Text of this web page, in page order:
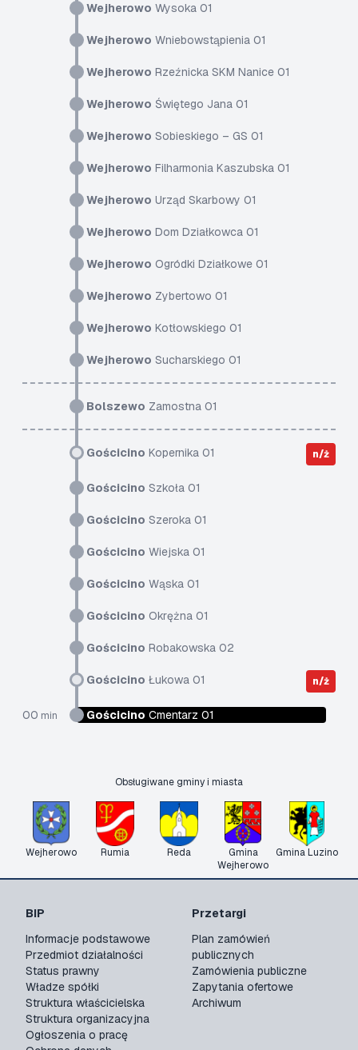
Wejherowo Wysoka 01
Wejherowo Wniebowstąpienia 01
Wejherowo Rzeźnicka SKM Nanice 01
Wejherowo Świętego Jana 01
Wejherowo Sobieskiego – GS 01
Wejherowo Filharmonia Kaszubska 01
Wejherowo Urząd Skarbowy 01
Wejherowo Dom Działkowca 01
Wejherowo Ogródki Działkowe 01
Wejherowo Zybertowo 01
Wejherowo Kotłowskiego 01
Wejherowo Sucharskiego 01
Bolszewo Zamostna 01
Gościcino Kopernika 01 n/ż
Gościcino Szkoła 01
Gościcino Szeroka 01
Gościcino Wiejska 01
Gościcino Wąska 01
Gościcino Okrężna 01
Gościcino Robakowska 02
Gościcino Łukowa 01 n/ż
00 min Gościcino Cmentarz 01
Obsługiwane gminy i miasta
Wejherowo Rumia Reda
Gmina
Wejherowo
Gmina Luzino
BIP
Informacje podstawowe
Przedmiot działalności
Status prawny
Władze spółki
Struktura właścicielska
Struktura organizacyjna
Ogłoszenia o pracę
Przetargi
Plan zamówień
publicznych
Zamówienia publiczne
Zapytania ofertowe
Archiwum